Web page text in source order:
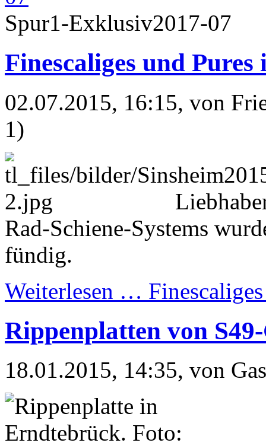
Spur1-Exklusiv2017-07
Finescaliges und Pures
02.07.2015, 16:15, von
1)
Rad-Schiene-Systems
fündig.
Weiterlesen …
Rippenplatten von
18.01.2015, 14:35, von